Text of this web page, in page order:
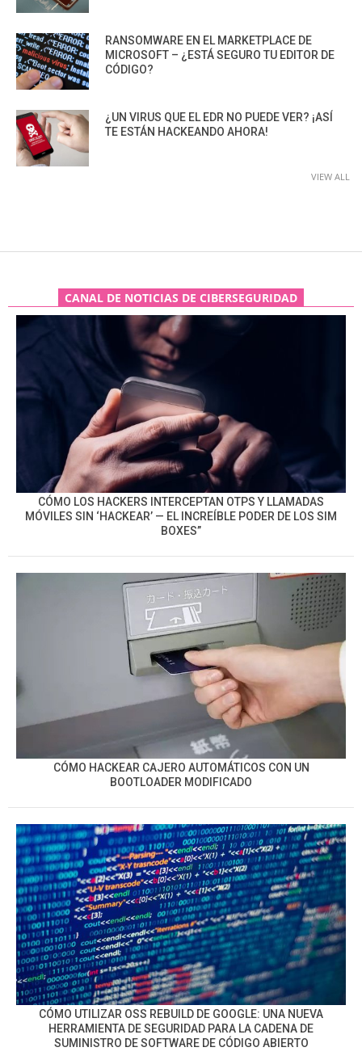
RANSOMWARE EN EL MARKETPLACE DE
MICROSOFT – ¿ESTÁ SEGURO TU EDITOR DE
CÓDIGO?
¿UN VIRUS QUE EL EDR NO PUEDE VER? ¡ASÍ
TE ESTÁN HACKEANDO AHORA!
VIEW ALL
CANAL DE NOTICIAS DE CIBERSEGURIDAD
CÓMO LOS HACKERS INTERCEPTAN OTPS Y LLAMADAS
MÓVILES SIN ‘HACKEAR’ — EL INCREÍBLE PODER DE LOS SIM
BOXES”
CÓMO HACKEAR CAJERO AUTOMÁTICOS CON UN
BOOTLOADER MODIFICADO
CÓMO UTILIZAR OSS REBUILD DE GOOGLE: UNA NUEVA
HERRAMIENTA DE SEGURIDAD PARA LA CADENA DE
SUMINISTRO DE SOFTWARE DE CÓDIGO ABIERTO